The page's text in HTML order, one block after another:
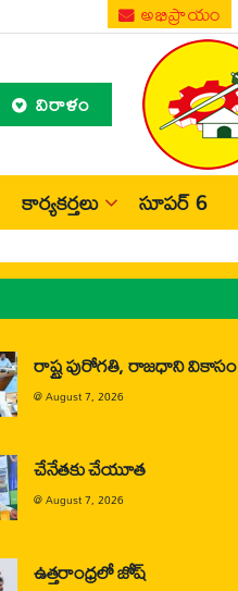
అభిప్రాయం
విరాళం
కార్యకర్తలు సూపర్ 6
రాష్ట్ర పురోగతి, రాజధాని వికాసం
@August 7, 2026
చేనేతకు చేయూత
@August 7, 2026
ఉత్తరాంధ్రలో జోష్